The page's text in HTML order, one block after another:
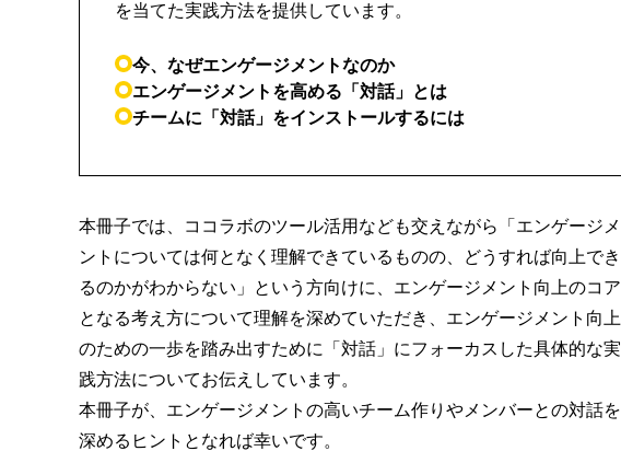
を当てた実践方法を提供しています。
今、なぜエンゲージメントなのか
エンゲージメントを高める「対話」とは
チームに「対話」をインストールするには
本冊子では、ココラボのツール活用なども交えながら
「エンゲージメ
ントについては何となく理解できているものの、どうすれば向上でき
るのかがわからない」
という方向けに、エンゲージメント向上のコア
となる考え方について理解を深めていただき、エンゲージメント向上
のための一歩を踏み出すために
「対話」にフォーカスした具体的な実
践方法についてお伝えしています。
本冊子が、エンゲージメントの高いチーム作りやメンバーとの対話を
深めるヒントとなれば幸いです。